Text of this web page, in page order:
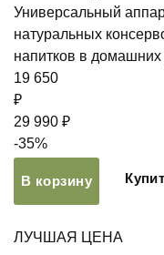
Универсальный
натуральных
напитков в домашних
19 650
₽
29 990 ₽
-35%
В корзину
ЛУЧШАЯ ЦЕНА